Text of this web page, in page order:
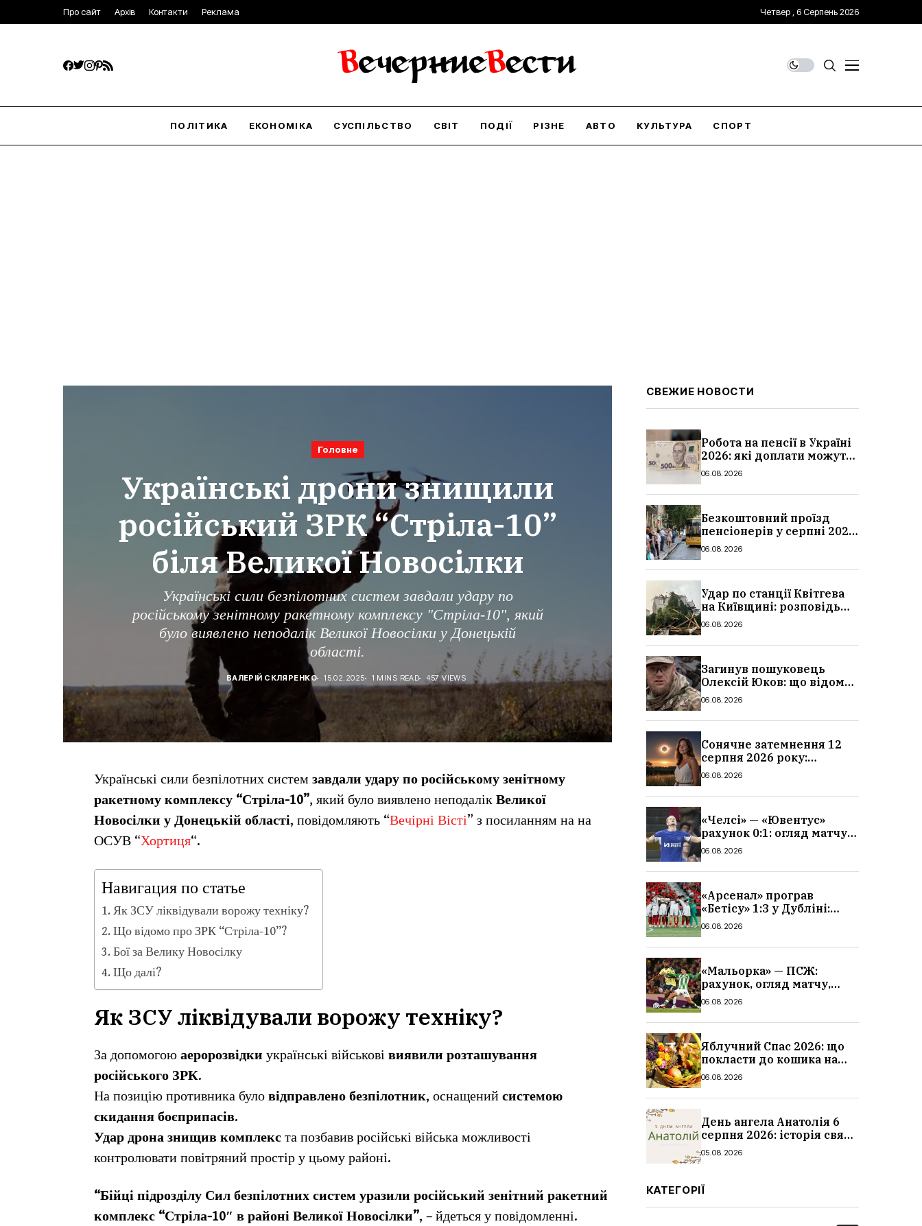
Про сайт Архів Контакти Реклама Четвер , 6 Серпень 2026
ПОЛІТИКА ЕКОНОМІКА СУСПІЛЬСТВО СВІТ ПОДІЇ РІЗНЕ АВТО КУЛЬТУРА СПОРТ
Головне
Українські дрони знищили
російський ЗРК “Стріла-10”
біля Великої Новосілки
Українські сили безпілотних систем завдали удару по
російському зенітному ракетному комплексу "Стріла-10", який
було виявлено неподалік Великої Новосілки у Донецькій
області.
ВАЛЕРІЙ СКЛЯРЕНКО 15.02.2025 1 MINS READ 457 VIEWS
Українські сили безпілотних систем завдали удару по російському зенітному
ракетному комплексу “Стріла-10”, який було виявлено неподалік Великої
Новосілки у Донецькій області, повідомляють “Вечірні Вісті” з посиланням на на
ОСУВ “Хортиця“.
Навигация по статье
Як ЗСУ ліквідували ворожу техніку?
Що відомо про ЗРК “Стріла-10”?
Бої за Велику Новосілку
Що далі?
Як ЗСУ ліквідували ворожу техніку?
За допомогою аеророзвідки українські військові виявили розташування
російського ЗРК.
На позицію противника було відправлено безпілотник, оснащений системою
скидання боєприпасів.
Удар дрона знищив комплекс та позбавив російські війська можливості
контролювати повітряний простір у цьому районі.
“Бійці підрозділу Сил безпілотних систем уразили російський зенітний ракетний
комплекс “Стріла-10″ в районі Великої Новосілки”, – йдеться у повідомленні.
СВЕЖИЕ НОВОСТИ
Робота на пенсії в Україні
2026: які доплати можуть
скасувати, про що
06.08.2026
Безкоштовний проїзд
пенсіонерів у серпні 2026
в Україні: де діє пільга,
06.08.2026
Удар по станції Квітгева
на Київщині: розповідь
очевидців, як вісім людей
сталося
06.08.2026
Загинув пошуковець
Олексій Юков: що відомо
про його роботу, хто він
06.08.2026
Сонячне затемнення 12
серпня 2026 року:
гороскоп, кому із знаків
06.08.2026
«Челсі» — «Ювентус»
рахунок 0:1: огляд матчу
та вихід Мудрика
06.08.2026
«Арсенал» програв
«Бетісу» 1:3 у Дубліні:
огляд матчу та всі голи
06.08.2026
«Мальорка» — ПСЖ:
рахунок, огляд матчу,
голи та склад парижан
06.08.2026
Яблучний Спас 2026: що
покласти до кошика на
освячення, які фрукти,
06.08.2026
День ангела Анатолія 6
серпня 2026: історія свята,
значення імені,
05.08.2026
КАТЕГОРІЇ